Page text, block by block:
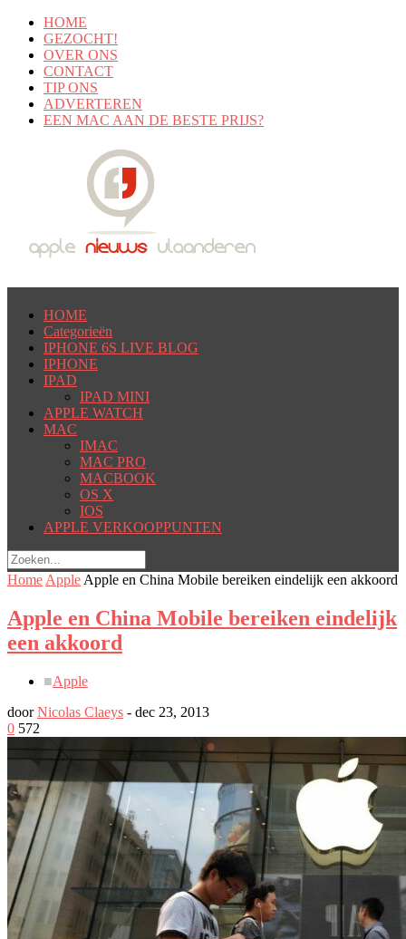
HOME
GEZOCHT!
OVER ONS
CONTACT
TIP ONS
ADVERTEREN
EEN MAC AAN DE BESTE PRIJS?
HOME
Categorieën
IPHONE 6S LIVE BLOG
IPHONE
IPAD
IPAD MINI
APPLE WATCH
MAC
IMAC
MAC PRO
MACBOOK
OS X
IOS
APPLE VERKOOPPUNTEN
Home Apple Apple en China Mobile bereiken eindelijk een akkoord
Apple en China Mobile bereiken eindelijk
een akkoord
■Apple
doorNicolas Claeys - dec 23, 2013
0 572